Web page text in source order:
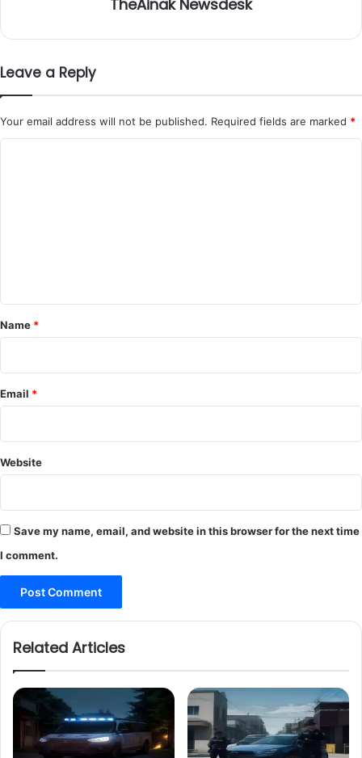
TheAinak Newsdesk
Leave a Reply
Your email address will not be published. Required fields are marked *
*
Name *
Email *
Website
Save my name, email, and website in this browser for the next time
I comment.
Related Articles